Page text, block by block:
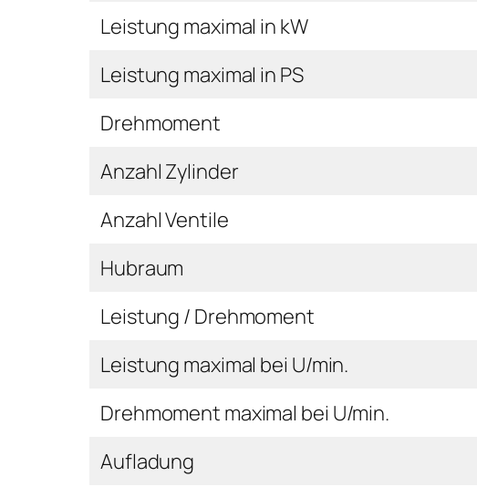
Leistung maximal in kW
Leistung maximal in PS
Drehmoment
Anzahl Zylinder
Anzahl Ventile
Hubraum
Leistung / Drehmoment
Leistung maximal bei U/min.
Drehmoment maximal bei U/min.
Aufladung